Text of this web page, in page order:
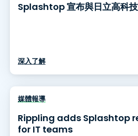
Splashtop 宣布與日立高科
深入了解
媒體報導
Rippling adds Splashtop
for IT teams